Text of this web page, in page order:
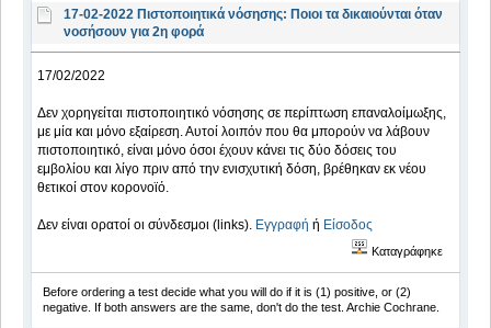
17-02-2022 Πιστοποιητικά νόσησης: Ποιοι τα δικαιούνται όταν
νοσήσουν για 2η φορά
17/02/2022
Δεν χορηγείται πιστοποιητικό νόσησης σε περίπτωση επαναλοίμωξης,
με μία και μόνο εξαίρεση. Αυτοί λοιπόν που θα μπορούν να λάβουν
πιστοποιητικό, είναι μόνο όσοι έχουν κάνει τις δύο δόσεις του
εμβολίου και λίγο πριν από την ενισχυτική δόση, βρέθηκαν εκ νέου
θετικοί στον κορονοϊό.
Δεν είναι ορατοί οι σύνδεσμοι (links). Εγγραφή ή Είσοδος
Καταγράφηκε
Before ordering a test decide what you will do if it is (1) positive, or (2)
negative. If both answers are the same, don't do the test. Archie Cochrane.